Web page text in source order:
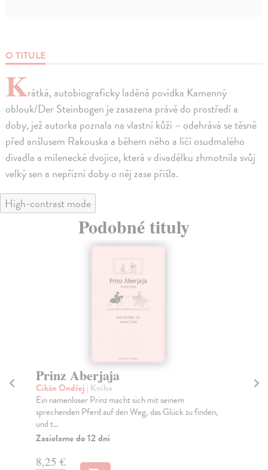
O TITULE
Krátká, autobiograficky laděná povídka Kamenný
oblouk/Der Steinbogen je zasazena právě do prostředí a
doby, jež autorka poznala na vlastní kůži – odehrává se těsně
před anšlusem Rakouska a během něho a líčí osudmalého
divadla a milenecké dvojice, která v divadélku zhmotnila svůj
velký sen a nepřízní doby o něj zase přišla.
High-contrast mode
Podobné tituly
Prinz Aberjaja
Cikán Ondřej | Kniha
Ein namenloser Prinz macht sich mit seinem
sprechenden Pferd auf den Weg, das Glück zu finden,
und t...
Zasielame do 12 dní
8,25 €